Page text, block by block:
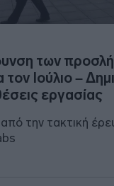
των
τον Ιούλιο –
εργασίας
την τακτική